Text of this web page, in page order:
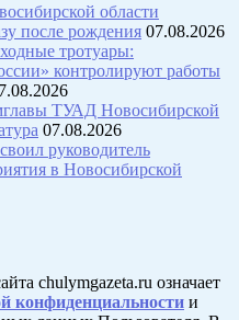
области
после рождения 07.08.2026
тротуары:
контролируют работы
ТУАД Новосибирской
07.08.2026
руководитель
в Новосибирской
chulymgazeta.ru означает
конфиденциальности и